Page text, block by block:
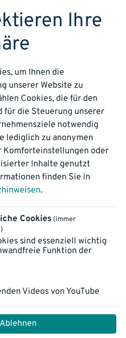
DEMO BUCHEN
gemeinsam
vorantreiben
Digitalisierung
einem starken
Ihre
um Ihnen die
unserer Website zu
Cookies, die für den
für die Steuerung unserer
notwendig
lediglich zu anonymen
Komforteinstellungen oder
Inhalte genutzt
finden Sie in
.
Cookies (immer
sind essenziell wichtig
Funktion der
Videos von YouTube
Ablehnen